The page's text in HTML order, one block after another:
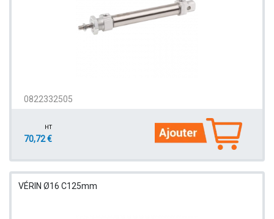
0822332505
HT
70,72 €
VÉRIN Ø16 C125mm